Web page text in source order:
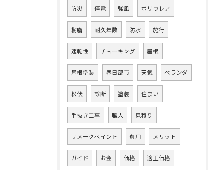
防災 停電 強風 ポリウレア
樹脂 耐久年数 防水 施行
速乾性 チョーキング 屋根
屋根塗装 春日部市 天気 ベランダ
松伏 診断 塗装 住まい
手抜き工事 職人 見積り
リメークペイント 費用 メリット
ガイド お金 価格 適正価格